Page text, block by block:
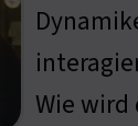
Wie